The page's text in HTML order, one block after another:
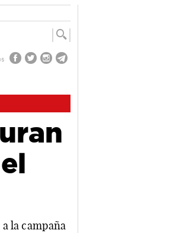
la campaña